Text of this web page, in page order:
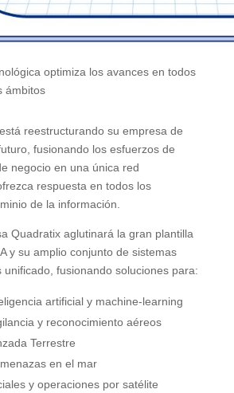
optimiza los avances en todos
ámbitos
reestructurando su empresa de
fusionando los esfuerzos de
negocio en una única red
respuesta en todos los
de la información.
Quadratix aglutinará la gran plantilla
y su amplio conjunto de sistemas
unificado, fusionando soluciones para:
artificial y machine-learning
y reconocimiento aéreos
Terrestre
en el mar
y operaciones por satélite